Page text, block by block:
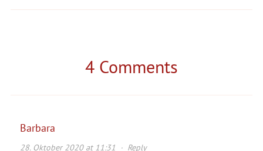
4 Comments
Barbara
28. Oktober 2020 at 11:31 · Reply